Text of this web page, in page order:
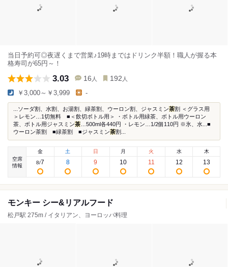
当日予約可◎夜遅くまで営業♪19時まではドリンク半額！職人が握る本
格寿司が65円～！
3.03 16 人 192 人
￥3,000～￥3,999 -
...ソーダ割、水割、お湯割、緑茶割、ウーロン割、ジャスミン茶割 ＜グラス用
＞レモン…1切無料 ■＜飲切ボトル用＞ ・ボトル用緑茶、ボトル用ウーロン
茶、ボトル用ジャスミン茶 …500ml各440円 ・レモン…1/2個110円 ※氷、水...■
ウーロン茶割 ■緑茶割 ■ジャスミン茶割...
空席
情報
金
8/7
土
8
日
9
月
10
火
11
水
12
木
13
モンキー シー&リアルフード
松戸駅 275m / イタリアン、ヨーロッパ料理